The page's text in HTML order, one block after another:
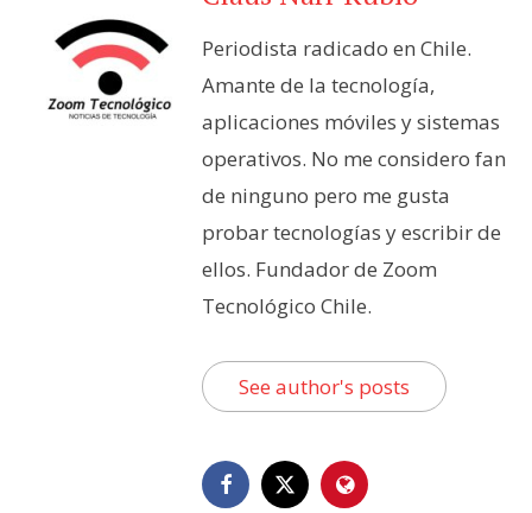
Periodista radicado en Chile.
Amante de la tecnología,
aplicaciones móviles y sistemas
operativos. No me considero fan
de ninguno pero me gusta
probar tecnologías y escribir de
ellos. Fundador de Zoom
Tecnológico Chile.
See author's posts